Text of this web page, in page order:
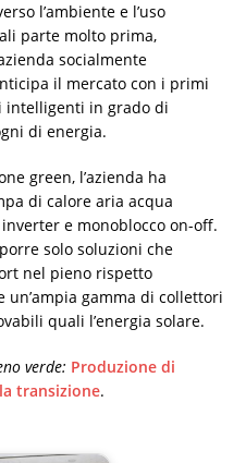
l’ambiente e l’uso
parte molto prima,
socialmente
il mercato con i primi
intelligenti in grado di
di energia.
green, l’azienda ha
di calore aria acqua
e monoblocco on-off.
solo soluzioni che
nel pieno rispetto
un’ampia gamma di collettori
quali l’energia solare.
verde: Produzione di
transizione.